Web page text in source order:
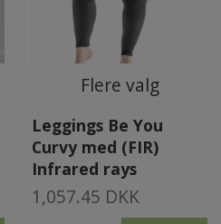
Flere valg
Leggings Be You
Curvy med (FIR)
Infrared rays
1,057.45 DKK